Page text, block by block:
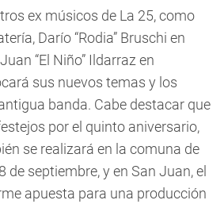
ex músicos de La 25, como
Darío “Rodia” Bruschi en
“El Niño” Ildarraz en
sus nuevos temas y los
banda. Cabe destacar que
por el quinto aniversario,
se realizará en la comuna de
de septiembre, y en San Juan, el
apuesta para una producción